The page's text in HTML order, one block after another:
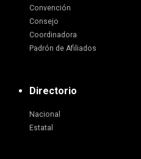
Convención
Consejo
Coordinadora
Padrón de Afiliados
Directorio
Nacional
Estatal